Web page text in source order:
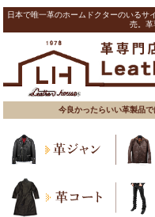
日本で唯一革のホームドクターのいるサ
売。革
今良かったらいい革製品